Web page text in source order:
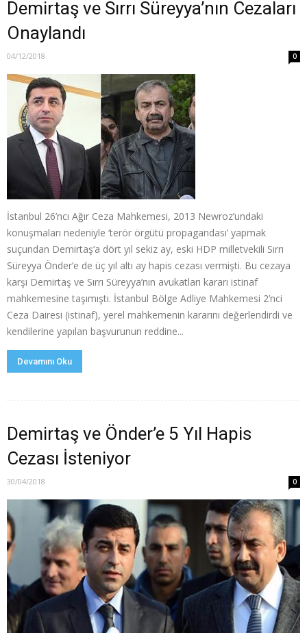
Demirtaş ve Sırrı Süreyya’nın Cezaları
Onaylandı
04/12/2018 0
İstanbul 26’ncı Ağır Ceza Mahkemesi, 2013 Newroz’undaki
konuşmaları nedeniyle ‘terör örgütü propagandası’ yapmak
suçundan Demirtaş’a dört yıl sekiz ay, eski HDP milletvekili Sırrı
Süreyya Önder’e de üç yıl altı ay hapis cezası vermişti. Bu cezaya
karşı Demirtaş ve Sırrı Süreyya’nın avukatları kararı istinaf
mahkemesine taşımıştı. İstanbul Bölge Adliye Mahkemesi 2’nci
Ceza Dairesi (istinaf), yerel mahkemenin kararını değerlendirdi ve
kendilerine yapılan başvurunun reddine...
Devamını Oku
Demirtaş ve Önder’e 5 Yıl Hapis
Cezası İsteniyor
30/04/2018 0